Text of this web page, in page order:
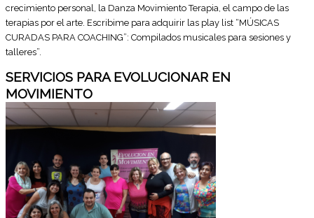
crecimiento personal, la Danza Movimiento Terapia, el campo de las
terapias por el arte. Escribime para adquirir las play list “MÚSICAS
CURADAS PARA COACHING”: Compilados musicales para sesiones y
talleres”.
SERVICIOS PARA EVOLUCIONAR EN
MOVIMIENTO